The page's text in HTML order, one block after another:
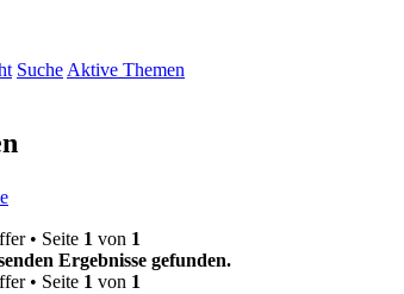
SucheAktive Themen
• Seite 1 von 1
Ergebnisse gefunden.
• Seite 1 von 1